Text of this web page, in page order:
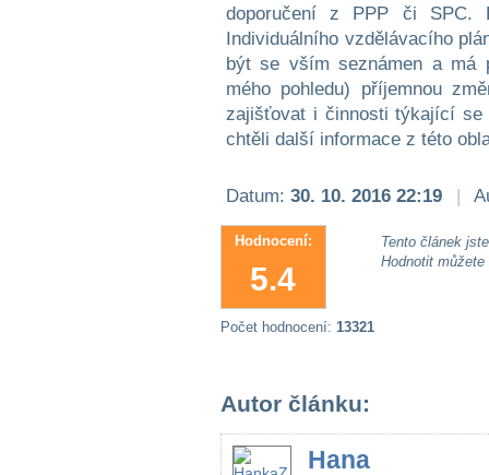
doporučení z PPP či SPC.
Individuálního vzdělávacího
být se vším seznámen a
mého pohledu) příjemnou
zajišťovat i činnosti týkající se
chtěli další informace z této
Datum: 30. 10. 2016 22:19 |
Hodnocení:
5.4
Tento článek
Hodnotit
Počet hodnocení: 13321
Autor článku:
Hana